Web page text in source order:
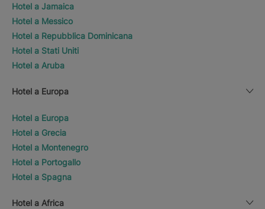
Hotel a Jamaica
Hotel a Messico
Hotel a Repubblica Dominicana
Hotel a Stati Uniti
Hotel a Aruba
Hotel a Europa
Hotel a Europa
Hotel a Grecia
Hotel a Montenegro
Hotel a Portogallo
Hotel a Spagna
Hotel a Africa